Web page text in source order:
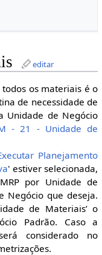
editar
todos os materiais é o
de necessidade de
Unidade de Negócio
- 21 - Unidade de
Planejamento
' estiver selecionada,
por Unidade de
Negócio que deseja.
de Materiais’ o
Padrão. Caso a
considerado no